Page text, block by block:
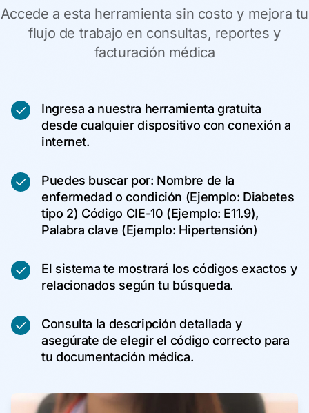
Accede a esta herramienta sin costo y mejora tu
flujo de trabajo en consultas, reportes y
facturación médica
Ingresa a nuestra herramienta gratuita
desde cualquier dispositivo con conexión a
internet.
Puedes buscar por: Nombre de la
enfermedad o condición (Ejemplo: Diabetes
tipo 2) Código CIE-10 (Ejemplo: E11.9),
Palabra clave (Ejemplo: Hipertensión)
El sistema te mostrará los códigos exactos y
relacionados según tu búsqueda.
Consulta la descripción detallada y
asegúrate de elegir el código correcto para
tu documentación médica.